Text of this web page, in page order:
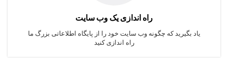
راه اندازی یک وب سایت
یاد بگیرید که چگونه وب سایت خود را از پایگاه اطلاعاتی بزرگ ما
راه اندازی کنید